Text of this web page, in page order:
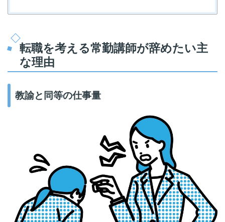
転職を考える常勤講師が辞めたい主
な理由
教諭と同等の仕事量